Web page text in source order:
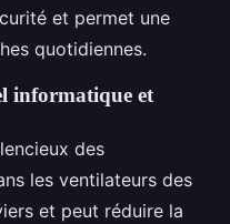
et permet une
quotidiennes.
informatique et
des
les ventilateurs des
et peut réduire la